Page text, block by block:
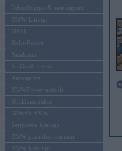
Tehnoloģijas & sasniegumi
BMW Latvijā
MINI
Rolls-Royce
Pasākumi
Vadāmības tests
Autosports
BMWPower aktuāli
Reklāmas raksti
Mēneša BMW
Sērijveida tūnings
BMW pasaules jaunumi
BMW koncepti